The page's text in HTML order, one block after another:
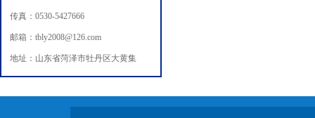
传真：0530-5427666
邮箱：tbly2008@126.com
地址：山东省菏泽市牡丹区大黄集